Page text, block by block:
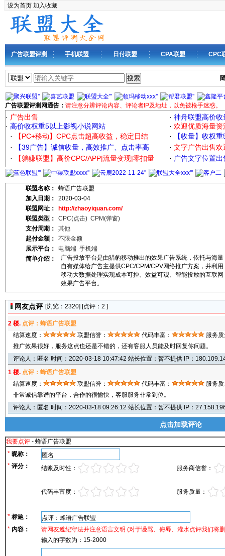
设为首页 加入收藏
广告联盟评测 手机联盟 日付联盟 CPA联盟 CPC
搜索
广告联盟评测网通告： 请注意分辨评论内容、评论者IP及地址，以免被枪手迷惑。
· 广告出售 · 神舟联盟高价收
· 高价收权重5以上影视小说网站 · 欢迎优质海量资
·
【PC+移动】CPC点击超高收益，稳定日结 ·
【收量】收权
·
【39广告】诚信收量，高效推广、点击率高 · 文字广告出售欢
·
【躺赚联盟】高价CPC/APP|流量变现|零扣量 · 广告文字位置
联盟名称：
蜂语广告联盟
加入日期：
2020-03-04
联盟网址：
http://zhaoyiquan.com/
联盟类型：
CPC(点击) CPM(弹窗)
支付周期：
其他
起付金额：
不限金额
展示平台：
电脑端 手机端
简单介绍：
广告投放平台是由猎豹移动推出的效果广告系统，依托与海量
自有媒体给广告主提供CPC/CPM/CPV网络推广方案，并利用
移动大数据处理实现成本可控、效益可观、智能投放的互联网
效果广告平台。
网友点评 [浏览： 2320] [点评：2 ]
2 楼. 点评：蜂语广告联盟
结算速度：
联盟信誉： 代码丰富：
服务
推广效果很好，服务这点也还是不错的，还有客服人员能及时回复你问题。
评论人：匿名 时间：2020-03-18 10:47:42 站长位置：暂不提供 IP：
1 楼. 点评：蜂语广告联盟
结算速度：
联盟信誉： 代码丰富：
服务
非常诚信靠谱的平台，合作的很愉快，客服服务非常到位。
评论人：匿名 时间：2020-03-18 09:26:12 站长位置：暂不提供 IP：
点击加载评论
我要点评 - 蜂语广告联盟
* 昵称：
* 评分： 结账及时性： 服务商信誉：
代码丰富度： 服务质量：
* 标题：
* 内容：
请网友遵纪守法并注意语言文明 (对于谩骂、侮辱、灌水点评我们将
输入的字数为：15-2000